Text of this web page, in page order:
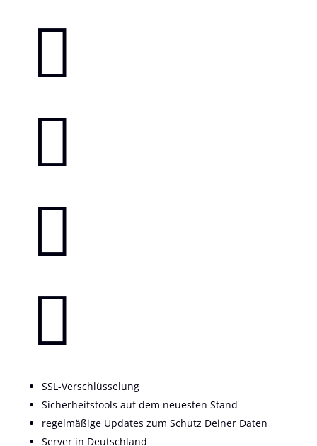




SSL-Verschlüsselung
Sicherheitstools auf dem neuesten Stand
regelmäßige Updates zum Schutz Deiner Daten
Server in Deutschland